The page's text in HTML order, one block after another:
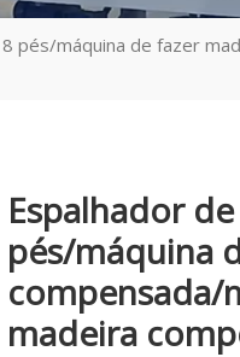
pés/máquina de fazer
Espalhador
pés/máquina
compensada/
madeira